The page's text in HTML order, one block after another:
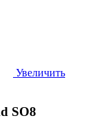
Увеличить
SO8